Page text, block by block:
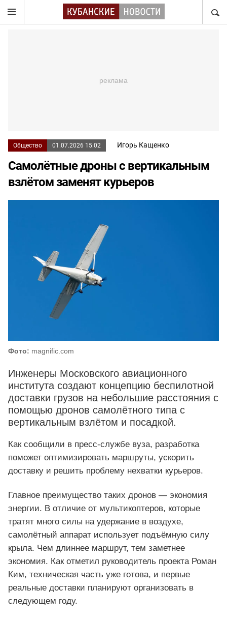
Общество 01.07.2026 15:02 Игорь Кащенко
Самолётные дроны с вертикальным
взлётом заменят курьеров
Фото: magnific.com
Инженеры Московского авиационного
института создают концепцию беспилотной
доставки грузов на небольшие расстояния с
помощью дронов самолётного типа с
вертикальным взлётом и посадкой.
Как сообщили в пресс-службе вуза, разработка
поможет оптимизировать маршруты, ускорить
доставку и решить проблему нехватки курьеров.
Главное преимущество таких дронов — экономия
энергии. В отличие от мультикоптеров, которые
тратят много силы на удержание в воздухе,
самолётный аппарат использует подъёмную силу
крыла. Чем длиннее маршрут, тем заметнее
экономия. Как отметил руководитель проекта Роман
Ким, техническая часть уже готова, и первые
реальные доставки планируют организовать в
следующем году.